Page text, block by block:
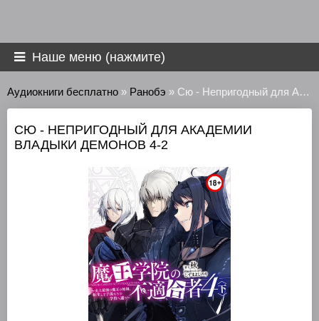
Наше меню (нажмите)
Аудиокниги бесплатно » Ранобэ » Сю - Непригодный для Академии Владыки Демонов 4-2
СЮ - НЕПРИГОДНЫЙ ДЛЯ АКАДЕМИИ
ВЛАДЫКИ ДЕМОНОВ 4-2